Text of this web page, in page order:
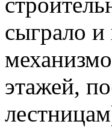
сыграло и
этажей,